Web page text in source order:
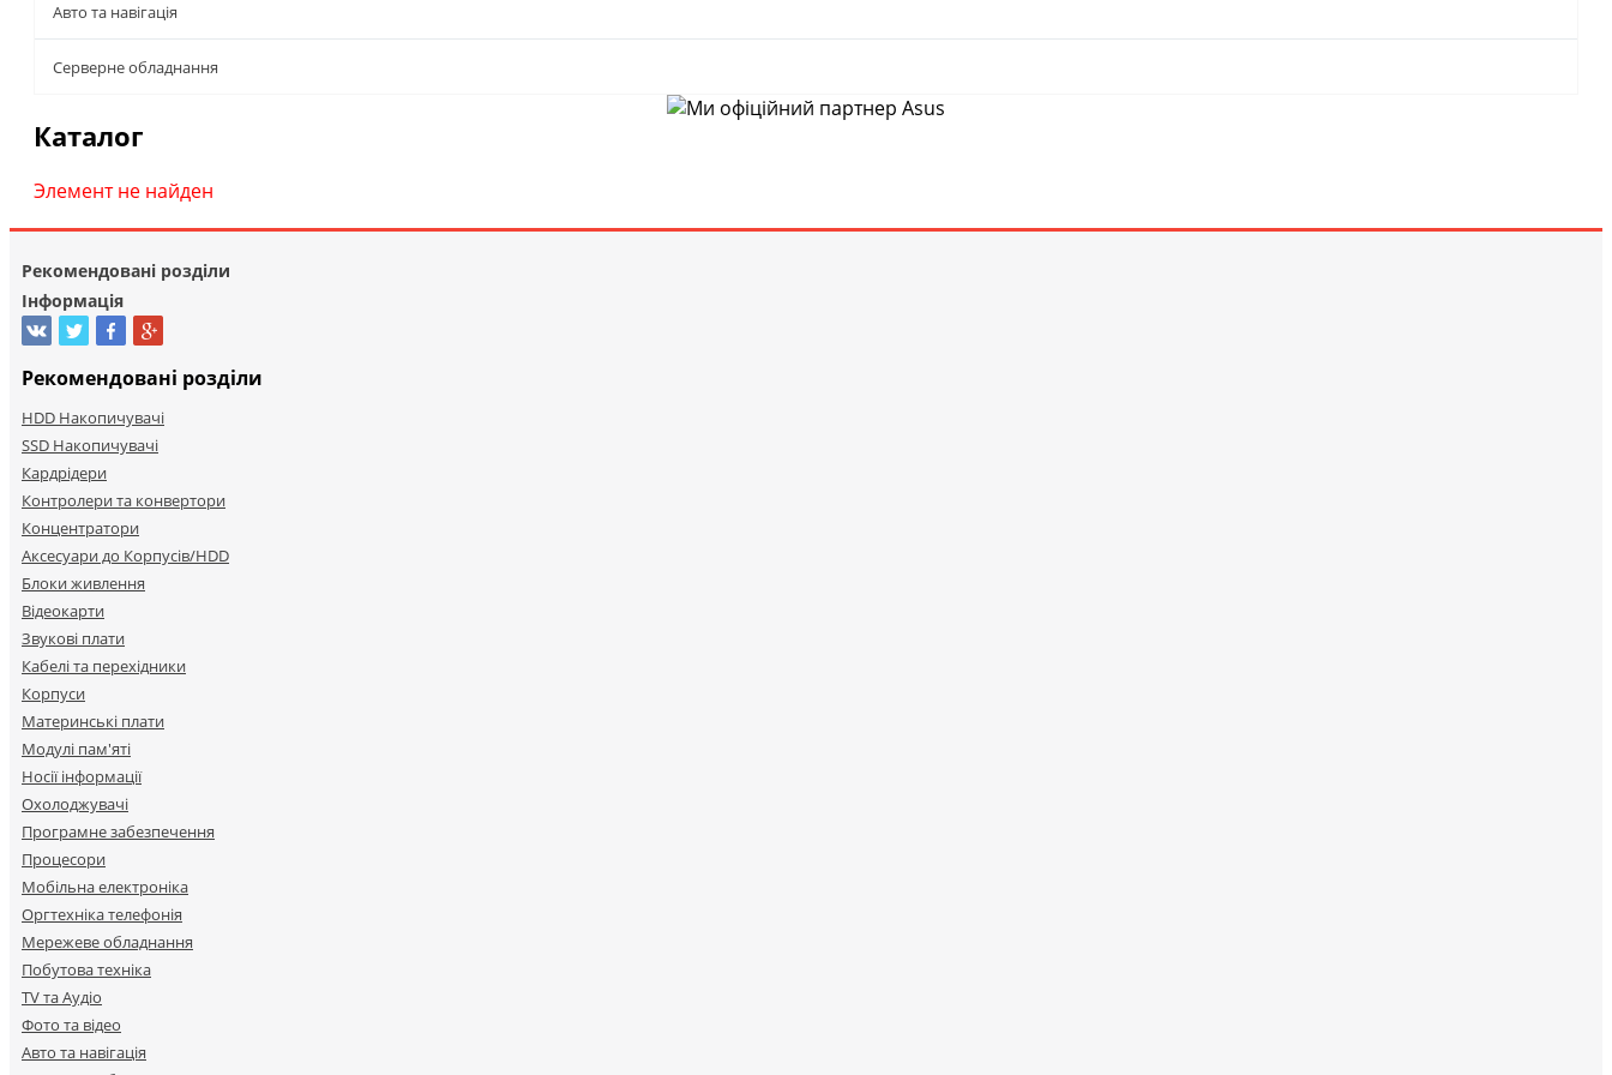
Авто та навігація
Серверне обладнання
Каталог
Элемент не найден
Рекомендовані розділи
Інформація
Рекомендовані розділи
HDD Накопичувачі
SSD Накопичувачі
Кардрідери
Контролери та конвертори
Концентратори
Аксесуари до Корпусів/HDD
Блоки живлення
Відеокарти
Звукові плати
Кабелі та перехідники
Корпуси
Материнські плати
Модулі пам'яті
Носії інформації
Охолоджувачі
Програмне забезпечення
Процесори
Мобільна електроніка
Оргтехніка телефонія
Мережеве обладнання
Побутова техніка
TV та Аудіо
Фото та відео
Авто та навігація